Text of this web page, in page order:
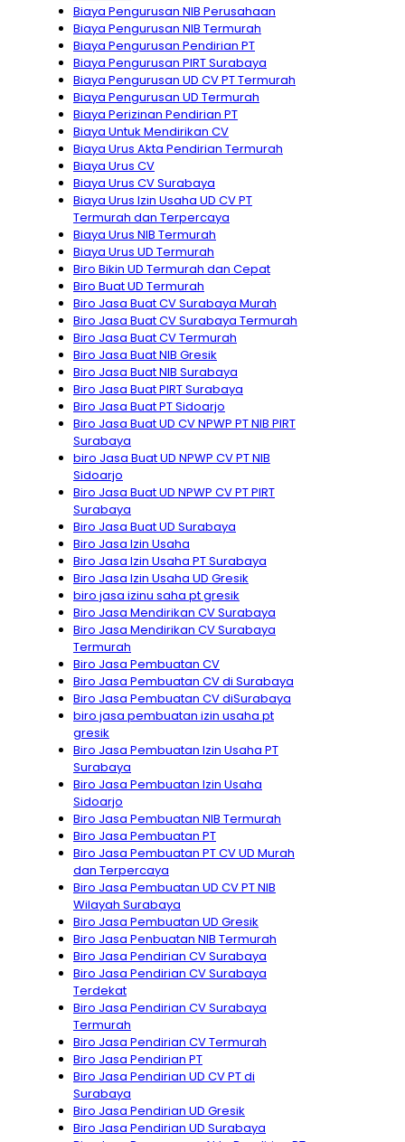
Biaya Pengurusan NIB Perusahaan
Biaya Pengurusan NIB Termurah
Biaya Pengurusan Pendirian PT
Biaya Pengurusan PIRT Surabaya
Biaya Pengurusan UD CV PT Termurah
Biaya Pengurusan UD Termurah
Biaya Perizinan Pendirian PT
Biaya Untuk Mendirikan CV
Biaya Urus Akta Pendirian Termurah
Biaya Urus CV
Biaya Urus CV Surabaya
Biaya Urus Izin Usaha UD CV PT
Termurah dan Terpercaya
Biaya Urus NIB Termurah
Biaya Urus UD Termurah
Biro Bikin UD Termurah dan Cepat
Biro Buat UD Termurah
Biro Jasa Buat CV Surabaya Murah
Biro Jasa Buat CV Surabaya Termurah
Biro Jasa Buat CV Termurah
Biro Jasa Buat NIB Gresik
Biro Jasa Buat NIB Surabaya
Biro Jasa Buat PIRT Surabaya
Biro Jasa Buat PT Sidoarjo
Biro Jasa Buat UD CV NPWP PT NIB PIRT
Surabaya
biro Jasa Buat UD NPWP CV PT NIB
Sidoarjo
Biro Jasa Buat UD NPWP CV PT PIRT
Surabaya
Biro Jasa Buat UD Surabaya
Biro Jasa Izin Usaha
Biro Jasa Izin Usaha PT Surabaya
Biro Jasa Izin Usaha UD Gresik
biro jasa izinu saha pt gresik
Biro Jasa Mendirikan CV Surabaya
Biro Jasa Mendirikan CV Surabaya
Termurah
Biro Jasa Pembuatan CV
Biro Jasa Pembuatan CV di Surabaya
Biro Jasa Pembuatan CV diSurabaya
biro jasa pembuatan izin usaha pt
gresik
Biro Jasa Pembuatan Izin Usaha PT
Surabaya
Biro Jasa Pembuatan Izin Usaha
Sidoarjo
Biro Jasa Pembuatan NIB Termurah
Biro Jasa Pembuatan PT
Biro Jasa Pembuatan PT CV UD Murah
dan Terpercaya
Biro Jasa Pembuatan UD CV PT NIB
Wilayah Surabaya
Biro Jasa Pembuatan UD Gresik
Biro Jasa Penbuatan NIB Termurah
Biro Jasa Pendirian CV Surabaya
Biro Jasa Pendirian CV Surabaya
Terdekat
Biro Jasa Pendirian CV Surabaya
Termurah
Biro Jasa Pendirian CV Termurah
Biro Jasa Pendirian PT
Biro Jasa Pendirian UD CV PT di
Surabaya
Biro Jasa Pendirian UD Gresik
Biro Jasa Pendirian UD Surabaya